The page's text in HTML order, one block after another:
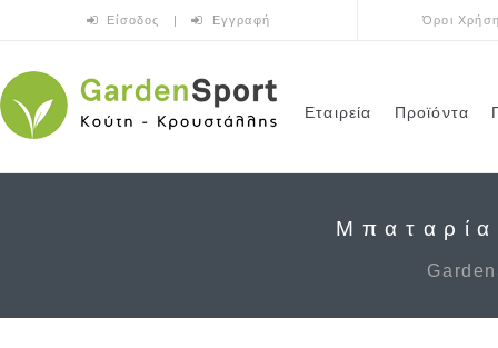
Είσοδος | Εγγραφή Όροι
Εταιρεία Προϊόντα